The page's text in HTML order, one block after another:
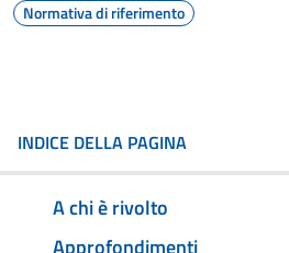
Normativa di riferimento
INDICE DELLA PAGINA
A chi è rivolto
Approfondimenti